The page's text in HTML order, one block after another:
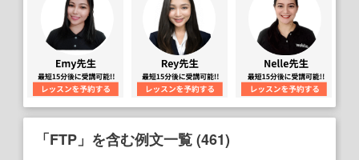
「FTP」を含む例文一覧 (461)